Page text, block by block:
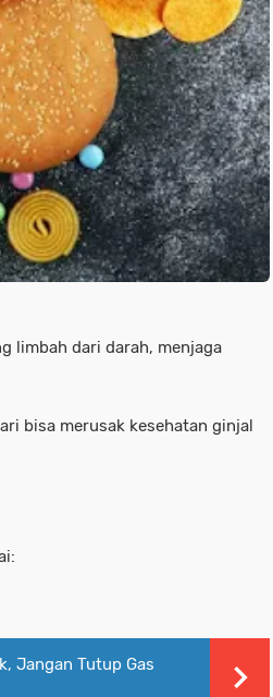
limbah dari darah, menjaga
bisa merusak kesehatan ginjal
Jangan Tutup Gas